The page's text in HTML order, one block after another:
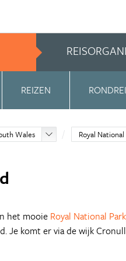
REIZEN
Wales Royal
het mooie Royal National Park
Je komt er via de wijk